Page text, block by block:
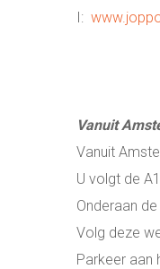
I:
Vanuit
Vanuit
U volgt de
Onderaan
Volg deze
Parkeer aan